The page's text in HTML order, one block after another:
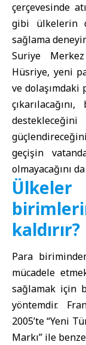
çerçevesinde
gibi ülkelerin
sağlama
Suriye
Hüsriye, yeni
ve dolaşımdaki
geçişin
olmayacağını
kaldırır?
Para
mücadele
sağlamak için
yöntemdir.
2005’te “Yeni
Markı” ile